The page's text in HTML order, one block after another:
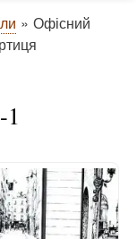
меблів
Офісний
1